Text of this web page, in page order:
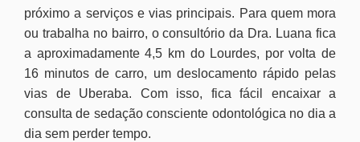
próximo a serviços e vias principais. Para quem mora
ou trabalha no bairro, o consultório da Dra. Luana fica
a aproximadamente 4,5 km do Lourdes, por volta de
16 minutos de carro, um deslocamento rápido pelas
vias de Uberaba. Com isso, fica fácil encaixar a
consulta de sedação consciente odontológica no dia a
dia sem perder tempo.